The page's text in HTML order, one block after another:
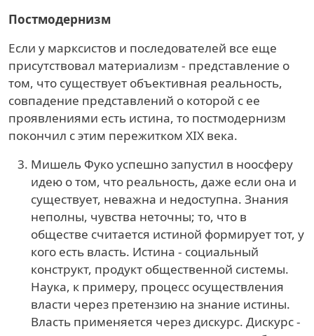
Постмодернизм
Если у марксистов и последователей все еще
присутствовал материализм - представление о
том, что существует объективная реальность,
совпадение представлений о которой с ее
проявлениями есть истина, то постмодернизм
покончил с этим пережитком XIX века.
Мишель Фуко успешно запустил в ноосферу
идею о том, что реальность, даже если она и
существует, неважна и недоступна. Знания
неполны, чувства неточны; то, что в
обществе считается истиной формирует тот, у
кого есть власть. Истина - социальный
конструкт, продукт общественной системы.
Наука, к примеру, процесс осуществления
власти через претензию на знание истины.
Власть применяется через дискурс. Дискурс -